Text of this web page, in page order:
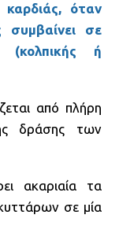
όταν
συμβαίνει σε
(κολπικής ή
από πλήρη
δράσης των
ακαριαία τα
σε μία